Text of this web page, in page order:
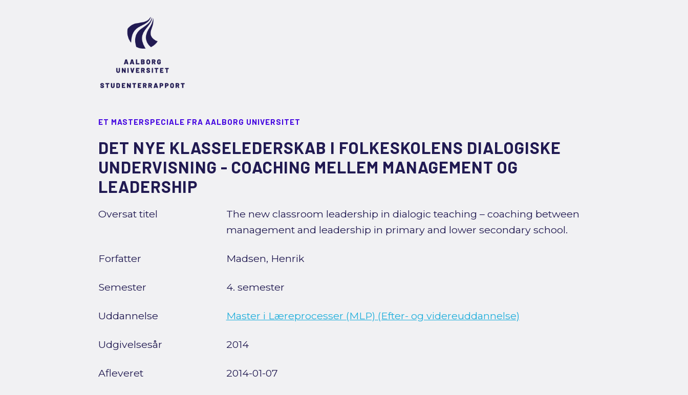
ET MASTERSPECIALE FRA AALBORG UNIVERSITET
DET NYE KLASSELEDERSKAB I FOLKESKOLENS DIALOGISKE
UNDERVISNING - COACHING MELLEM MANAGEMENT OG
LEADERSHIP
Oversat titel
The new classroom leadership in dialogic teaching – coaching between
management and leadership in primary and lower secondary school.
Forfatter Madsen, Henrik
Semester 4. semester
Uddannelse Master i Læreprocesser (MLP) (Efter- og videreuddannelse)
Udgivelsesår 2014
Afleveret 2014-01-07